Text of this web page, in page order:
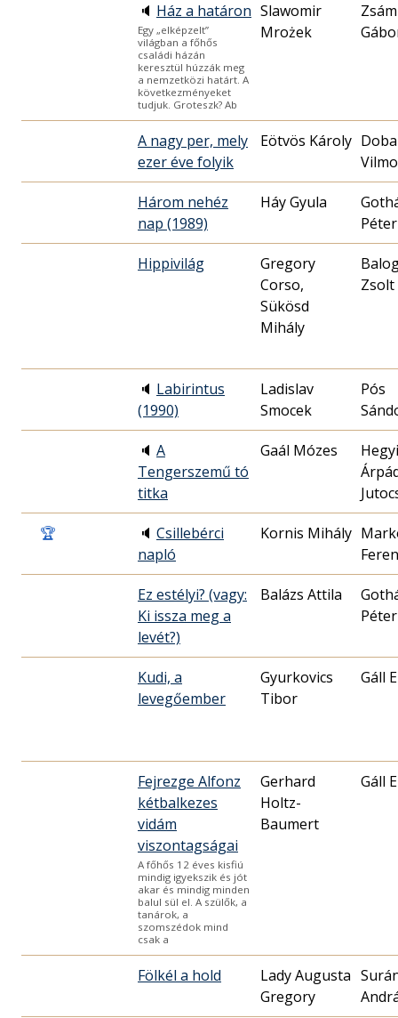
🔈 Ház a határon
Egy „elképzelt”
világban a főhős
családi házán
keresztül húzzák meg
a nemzetközi határt. A
következményeket
tudjuk. Groteszk? Ab
Slawomir
Mrożek
A nagy per, mely
ezer éve folyik
Eötvös Károly
Három nehéz
nap (1989)
Háy Gyula
Péter
Hippivilág
Gregory
Corso,
Sükösd
Mihály
Zsolt
🔈 Labirintus
(1990)
Ladislav
Smocek
Pós
🔈 A
Tengerszemű tó
titka
Gaál Mózes
Hegyi
🏆 🔈 Csillebérci
napló
Kornis Mihály
Ez estélyi? (vagy:
Ki issza meg a
levét?)
Balázs Attila
Péter
Kudi, a
levegőember
Gyurkovics
Tibor
Gáll
Fejrezge Alfonz
kétbalkezes
vidám
viszontagságai
A főhős 12 éves kisfiú
mindig igyekszik és jót
akar és mindig minden
balul sül el. A szülők, a
tanárok, a
szomszédok mind
csak a
Gerhard
Holtz-
Baumert
Gáll
Fölkél a hold
Lady Augusta
Gregory